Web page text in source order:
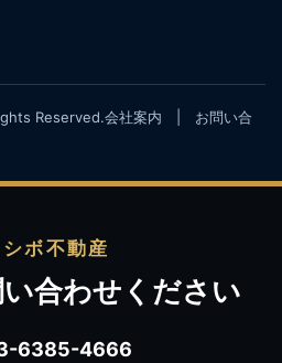
Reserved.会社案内
お問い合
ボ不動産
合わせください
6385-4666